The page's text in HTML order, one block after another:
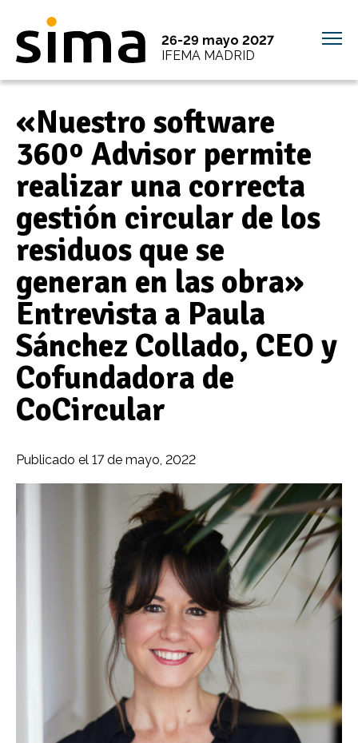
26-29 mayo 2027
IFEMA MADRID
«Nuestro software
360º Advisor permite
realizar una correcta
gestión circular de los
residuos que se
generan en las obra»
Entrevista a Paula
Sánchez Collado, CEO y
Cofundadora de
CoCircular
Publicado el 17 de mayo, 2022